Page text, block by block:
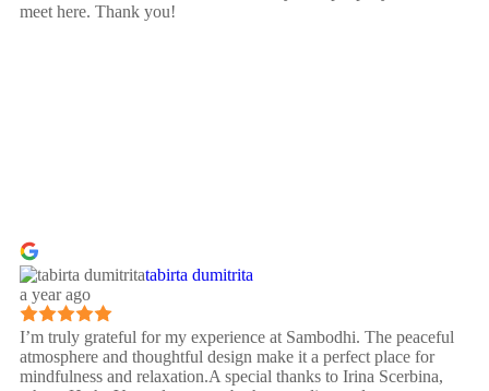
meet here. Thank you!
tabirta dumitrita
a year ago
I’m truly grateful for my experience at Sambodhi. The peaceful
atmosphere and thoughtful design make it a perfect place for
mindfulness and relaxation.A special thanks to Irina Scerbina,